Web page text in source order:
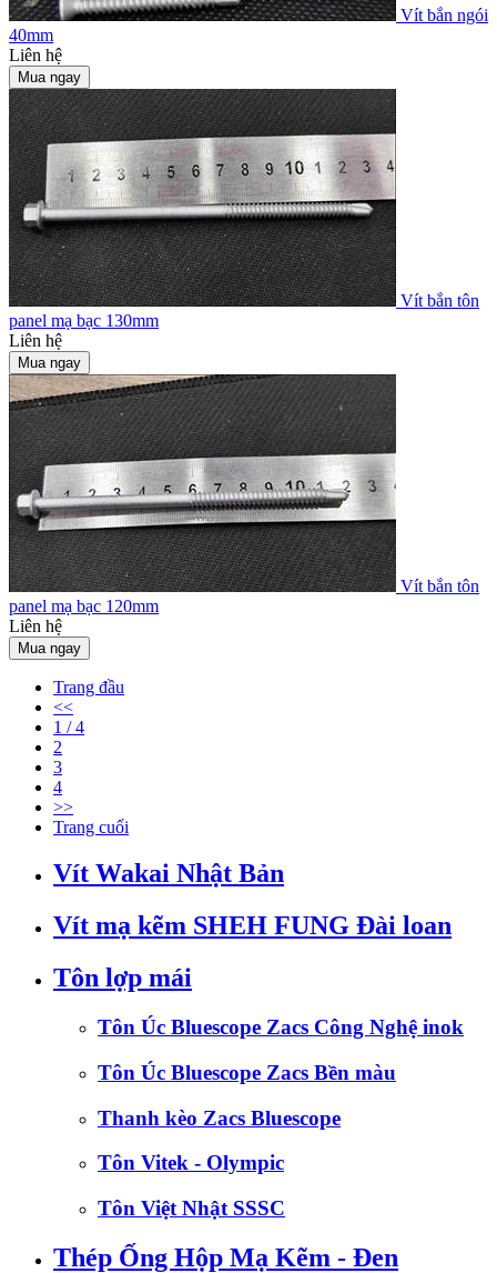
Vít bắn ngói
40mm
Liên hệ
Mua ngay
Vít bắn tôn
panel mạ bạc 130mm
Liên hệ
Mua ngay
Vít bắn tôn
panel mạ bạc 120mm
Liên hệ
Mua ngay
Trang đầu
<<
1 / 4
2
3
4
>>
Trang cuối
Vít Wakai Nhật Bản
Vít mạ kẽm SHEH FUNG Đài loan
Tôn lợp mái
Tôn Úc Bluescope Zacs Công Nghệ inok
Tôn Úc Bluescope Zacs Bền màu
Thanh kèo Zacs Bluescope
Tôn Vitek - Olympic
Tôn Việt Nhật SSSC
Thép Ống Hộp Mạ Kẽm - Đen